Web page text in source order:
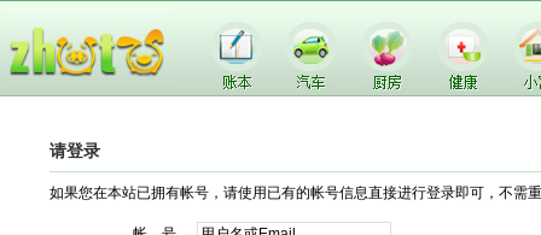
请登录
如果您在本站已拥有帐号，请使用已有的帐号信息直接进行登录即可，不需